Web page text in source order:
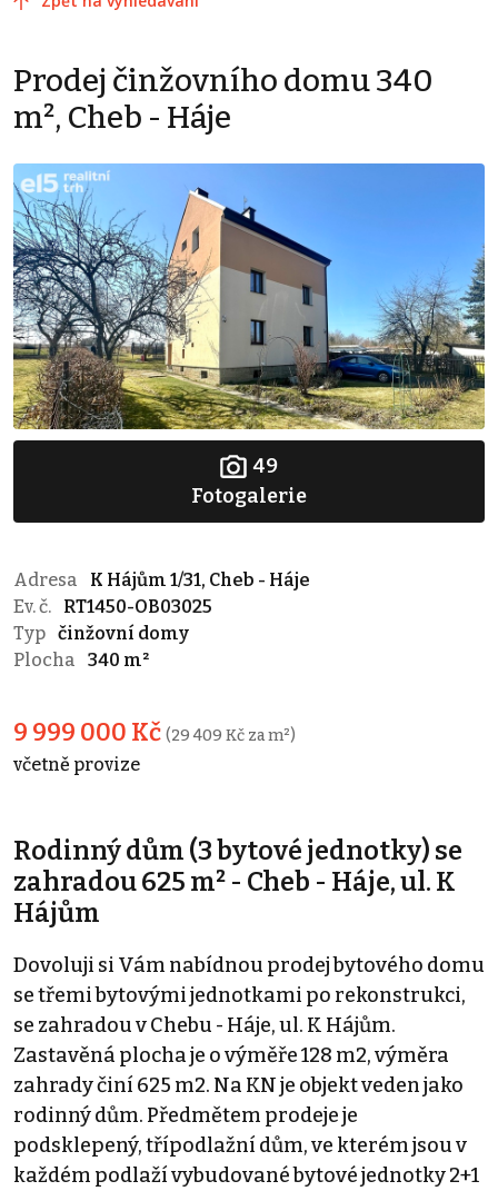
Prodej činžovního domu 340
m², Cheb - Háje
49
Fotogalerie
Adresa
K Hájům 1/31, Cheb - Háje
Ev. č.
RT1450-OB03025
Typ činžovní domy
Plocha
340 m²
9 999 000 Kč (29 409 Kč za m²)
včetně provize
Rodinný dům (3 bytové jednotky) se
zahradou 625 m² - Cheb - Háje, ul. K
Hájům
Dovoluji si Vám nabídnou prodej bytového domu
se třemi bytovými jednotkami po rekonstrukci,
se zahradou v Chebu - Háje, ul. K Hájům.
Zastavěná plocha je o výměře 128 m2, výměra
zahrady činí 625 m2. Na KN je objekt veden jako
rodinný dům. Předmětem prodeje je
podsklepený, třípodlažní dům, ve kterém jsou v
každém podlaží vybudované bytové jednotky 2+1